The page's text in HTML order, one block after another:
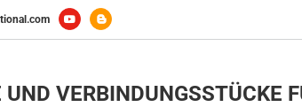
VERBINDUNGSSTÜCKE